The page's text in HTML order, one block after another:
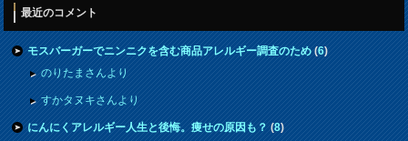
最近のコメント
モスバーガーでニンニクを含む商品アレルギー調査のため(6)
のりたまさんより
すかタヌキさんより
にんにくアレルギー人生と後悔。痩せの原因も？(8)